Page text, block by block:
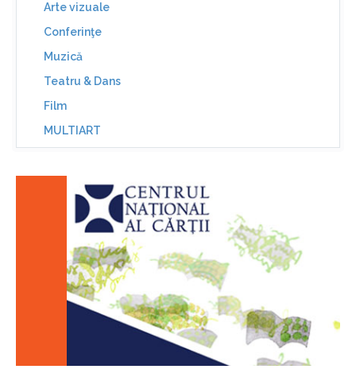
Arte vizuale
Conferinţe
Muzică
Teatru & Dans
Film
MULTIART